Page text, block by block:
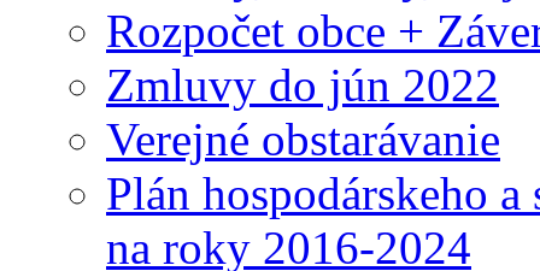
Rozpočet obce +
Zmluvy do jún 2022
Verejné obstarávanie
Plán hospodárskeho
na roky 2016-2024